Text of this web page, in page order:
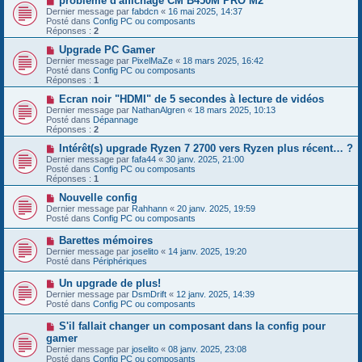
a
g
e
u
m
e
s
s
a
g
e
o
u
v
e
a
m
e
s
s
a
g
e
Dernier message par fabdcn « 16 mai 2025, 14:37
Posté dans Config PC ou composants
Réponses : 2
N
o
u
v
e
a
u
m
e
s
s
a
g
e
Upgrade PC Gamer
Dernier message par PixelMaZe « 18 mars 2025, 16:42
Posté dans Config PC ou composants
Réponses : 1
N
o
u
v
e
a
u
m
e
s
s
a
g
e
Ecran noir "HDMI" de 5 secondes à lecture de vidéos
Dernier message par NathanAlgren « 18 mars 2025, 10:13
Posté dans Dépannage
Réponses : 2
N
o
u
v
e
a
u
m
e
s
a
g
e
Intérêt(s) upgrade Ryzen 7 2700 vers Ryzen plus récent… ?
Dernier message par fafa44 « 30 janv. 2025, 21:00
Posté dans Config PC ou composants
Réponses : 1
N
o
u
v
e
a
u
m
e
s
s
a
g
e
Nouvelle config
Dernier message par Rahhann « 20 janv. 2025, 19:59
Posté dans Config PC ou composants
N
o
u
v
e
a
u
m
e
s
s
a
g
Barettes mémoires
Dernier message par joselito « 14 janv. 2025, 19:20
Posté dans Périphériques
N
o
u
v
e
a
u
m
e
Un upgrade de plus!
Dernier message par DsmDrift « 12 janv. 2025, 14:39
Posté dans Config PC ou composants
N
u
v
S'il fallait changer un composant dans la config pour
gamer
Dernier message par joselito « 08 janv. 2025, 23:08
Posté dans Config PC ou composants